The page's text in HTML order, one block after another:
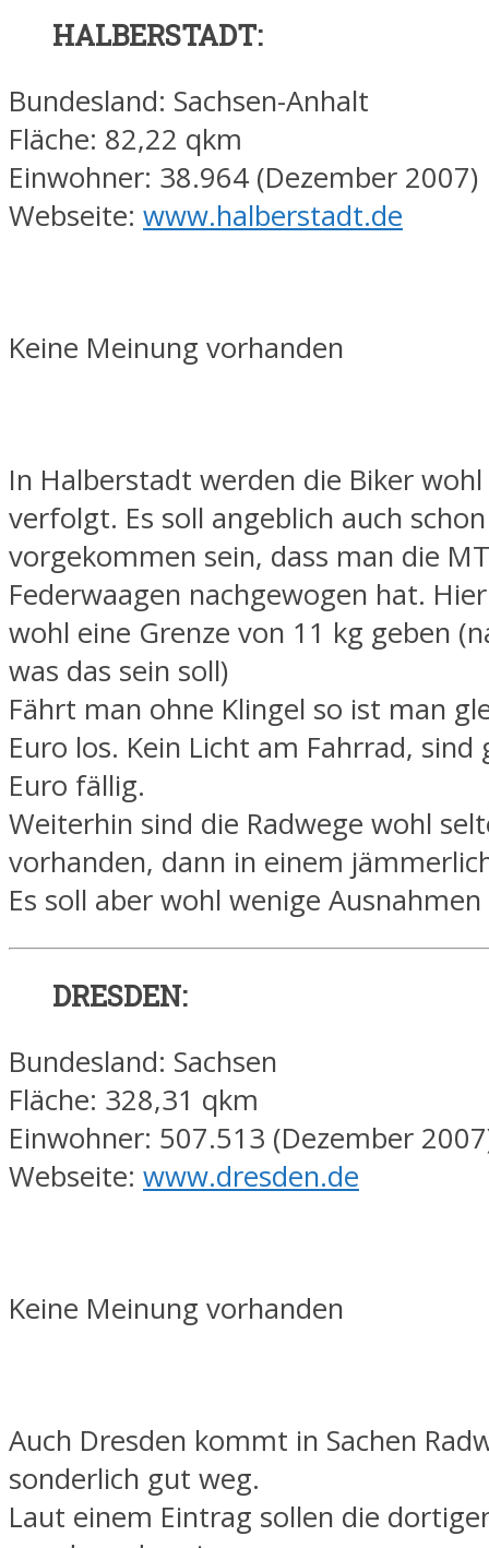
HALBERSTADT:
Bundesland: Sachsen-Anhalt
Fläche: 82,22 qkm
Einwohner: 38.964 (Dezember 2007)
Webseite: www.halberstadt.de
Keine Meinung vorhanden
In Halberstadt werden die Biker
verfolgt. Es soll angeblich auch schon
vorgekommen sein, dass man die
Federwaagen nachgewogen hat.
wohl eine Grenze von 11 kg geben
was das sein soll)
Fährt man ohne Klingel so ist man
Euro los. Kein Licht am Fahrrad, sind
Euro fällig.
Weiterhin sind die Radwege wohl
vorhanden, dann in einem
Es soll aber wohl wenige
DRESDEN:
Bundesland: Sachsen
Fläche: 328,31 qkm
Einwohner: 507.513 (Dezember
Webseite: www.dresden.de
Keine Meinung vorhanden
Auch Dresden kommt in Sachen
sonderlich gut weg.
Laut einem Eintrag sollen die